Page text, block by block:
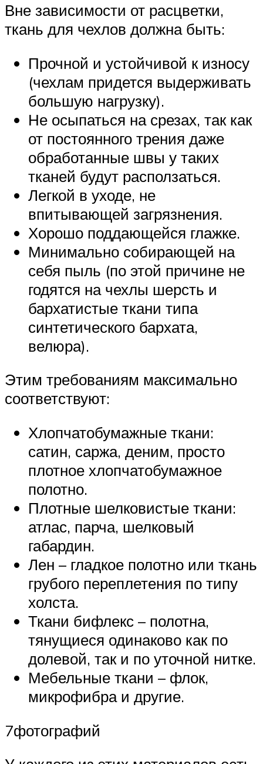
Вне зависимости от расцветки,
ткань для чехлов должна быть:
Прочной и устойчивой к износу
(чехлам придется выдерживать
большую нагрузку).
Не осыпаться на срезах, так как
от постоянного трения даже
обработанные швы у таких
тканей будут расползаться.
Легкой в уходе, не
впитывающей загрязнения.
Хорошо поддающейся глажке.
Минимально собирающей на
себя пыль (по этой причине не
годятся на чехлы шерсть и
бархатистые ткани типа
синтетического бархата,
велюра).
Этим требованиям максимально
соответствуют:
Хлопчатобумажные ткани:
сатин, саржа, деним, просто
плотное хлопчатобумажное
полотно.
Плотные шелковистые ткани:
атлас, парча, шелковый
габардин.
Лен – гладкое полотно или ткань
грубого переплетения по типу
холста.
Ткани бифлекс – полотна,
тянущиеся одинаково как по
долевой, так и по уточной нитке.
Мебельные ткани – флок,
микрофибра и другие.
7фотографий